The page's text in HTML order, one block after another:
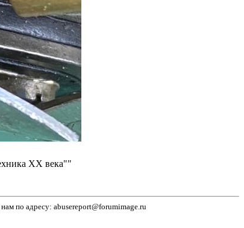
ХХ века""
по адресу: abusereport@forumimage.ru